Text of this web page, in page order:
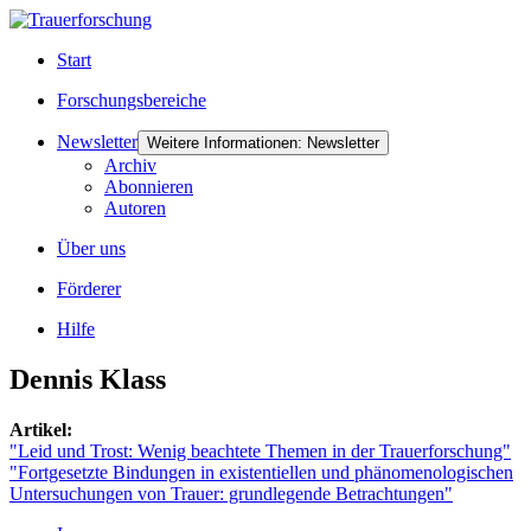
Start
Forschungsbereiche
Newsletter Weitere Informationen: Newsletter
Archiv
Abonnieren
Autoren
Über uns
Förderer
Hilfe
Dennis Klass
Artikel:
"Leid und Trost: Wenig beachtete Themen in der Trauerforschung"
"Fortgesetzte Bindungen in existentiellen und phänomenologischen
Untersuchungen von Trauer: grundlegende Betrachtungen"